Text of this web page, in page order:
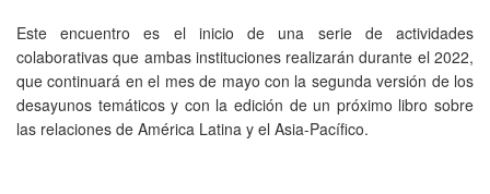
Este encuentro es el inicio de una serie de actividades
colaborativas que ambas instituciones realizarán durante el 2022,
que continuará en el mes de mayo con la segunda versión de los
desayunos temáticos y con la edición de un próximo libro sobre
las relaciones de América Latina y el Asia-Pacífico.